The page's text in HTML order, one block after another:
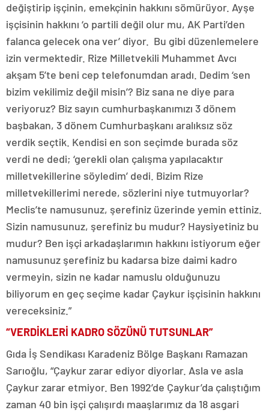
değiştirip işçinin, emekçinin hakkını sömürüyor. Ayşe
işçisinin hakkını ‘o partili değil olur mu, AK Parti’den
falanca gelecek ona ver’ diyor. Bu gibi düzenlemelere
izin vermektedir. Rize Milletvekili Muhammet Avcı
akşam 5’te beni cep telefonumdan aradı. Dedim ‘sen
bizim vekilimiz değil misin’? Biz sana ne diye para
veriyoruz? Biz sayın cumhurbaşkanımızı 3 dönem
başbakan, 3 dönem Cumhurbaşkanı aralıksız söz
verdik seçtik. Kendisi en son seçimde burada söz
verdi ne dedi; ‘gerekli olan çalışma yapılacaktır
milletvekillerine söyledim’ dedi. Bizim Rize
milletvekillerimi nerede, sözlerini niye tutmuyorlar?
Meclis’te namusunuz, şerefiniz üzerinde yemin ettiniz.
Sizin namusunuz, şerefiniz bu mudur? Haysiyetiniz bu
mudur? Ben işçi arkadaşlarımın hakkını istiyorum eğer
namusunuz şerefiniz bu kadarsa bize daimi kadro
vermeyin, sizin ne kadar namuslu olduğunuzu
biliyorum en geç seçime kadar Çaykur işçisinin hakkını
vereceksiniz.”
“VERDİKLERİ KADRO SÖZÜNÜ TUTSUNLAR”
Gıda İş Sendikası Karadeniz Bölge Başkanı Ramazan
Sarıoğlu, “Çaykur zarar ediyor diyorlar. Asla ve asla
Çaykur zarar etmiyor. Ben 1992’de Çaykur’da çalıştığım
zaman 40 bin işçi çalışırdı maaşlarımız da 18 asgari